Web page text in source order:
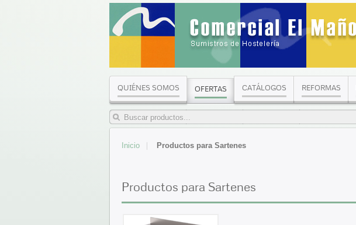
QUIÉNES SOMOS OFERTAS CATÁLOGOS REFORMAS
Inicio Productos para Sartenes
Productos para Sartenes